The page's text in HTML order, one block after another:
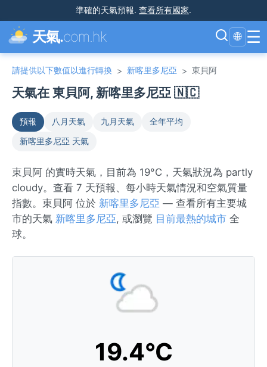
準確的天氣預報. 查看所有國家.
天氣.com.hk 🌐 ☰
請提供以下數值以進行轉換 > 新喀里多尼亞 > 東貝阿
天氣在 東貝阿, 新喀里多尼亞 🇳🇨
預報 八月天氣 九月天氣
全年平均
新喀里多尼亞 天氣
東貝阿 的實時天氣，目前為 19°C，天氣狀況為 partly
cloudy。查看 7 天預報、每小時天氣情況和空氣質量
指數。東貝阿 位於 新喀里多尼亞 — 查看所有主要城
市的天氣 新喀里多尼亞, 或瀏覽 目前最熱的城市 全
球。
19.4°C